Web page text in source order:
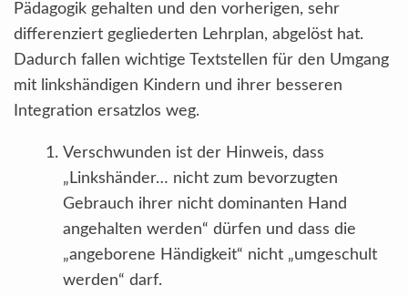
Pädagogik gehalten und den vorherigen, sehr
differenziert gegliederten Lehrplan, abgelöst hat.
Dadurch fallen wichtige Textstellen für den Umgang
mit linkshändigen Kindern und ihrer besseren
Integration ersatzlos weg.
Verschwunden ist der Hinweis, dass
„Linkshänder… nicht zum bevorzugten
Gebrauch ihrer nicht dominanten Hand
angehalten werden“ dürfen und dass die
„angeborene Händigkeit“ nicht „umgeschult
werden“ darf.